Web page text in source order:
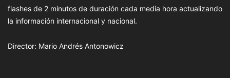
flashes de 2 minutos de duración cada media hora actualizando
la información internacional y nacional.
Director: Mario Andrés Antonowicz